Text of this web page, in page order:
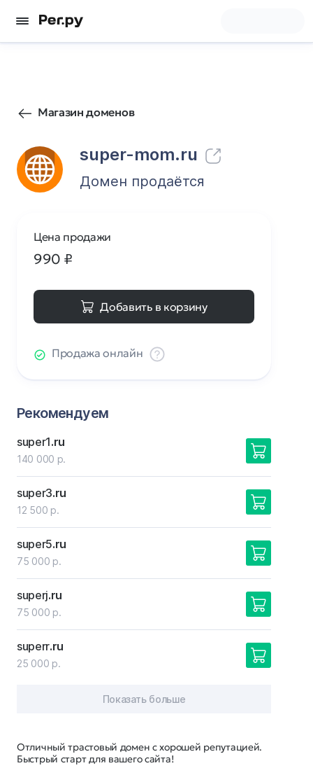
Магазин доменов
super-mom.ru
Домен продаётся
Отличный трастовый домен с хорошей репутацией.
Быстрый старт для вашего сайта!
Цена продажи
990 ₽
Добавить в корзину
Продажа онлайн
Рекомендуем
super1.ru
140 000 р.
super3.ru
12 500 р.
super5.ru
75 000 р.
superj.ru
75 000 р.
superr.ru
25 000 р.
Показать больше